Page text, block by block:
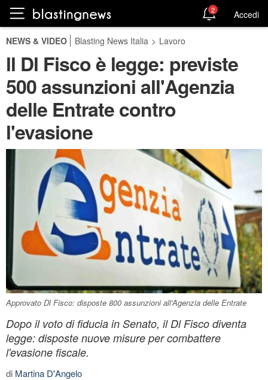
2 Accedi
NEWS & VIDEO Blasting News Italia > Lavoro
ll Dl Fisco è legge: previste
500 assunzioni all'Agenzia
delle Entrate contro
l'evasione
Approvato Dl Fisco: disposte 800 assunzioni all'Agenzia delle Entrate
Dopo il voto di fiducia in Senato, il Dl Fisco diventa
legge: disposte nuove misure per combattere
l'evasione fiscale.
di Martina D'Angelo